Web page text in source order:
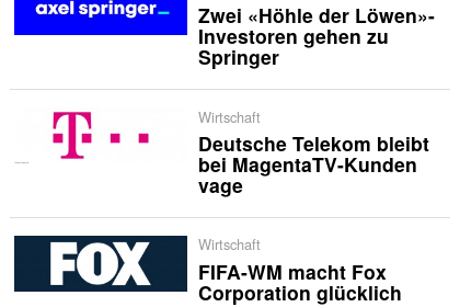
Zwei «Höhle der Löwen»-
Investoren gehen zu
Springer
Wirtschaft
Deutsche Telekom bleibt
bei MagentaTV-Kunden
vage
Wirtschaft
FIFA-WM macht Fox
Corporation glücklich